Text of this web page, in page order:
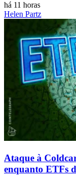
há 11 horas
Helen Partz
Ataque à
enquanto ETFs